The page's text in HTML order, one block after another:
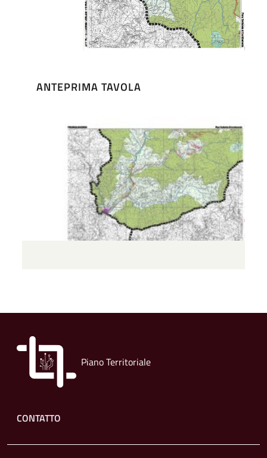
ANTEPRIMA TAVOLA
Piano Territoriale
Footer menu
CONTATTO